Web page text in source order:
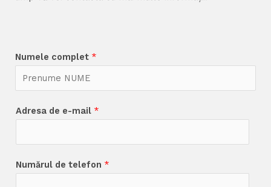
Numele complet *
Adresa de e-mail *
Numărul de telefon *